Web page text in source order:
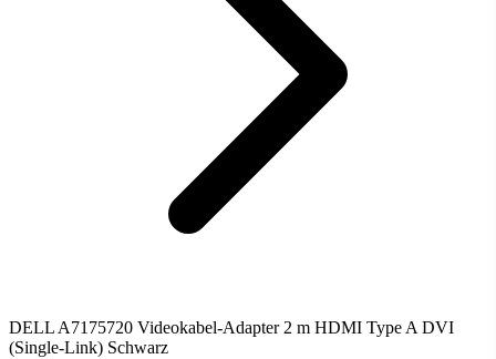
DELL A7175720 Videokabel-Adapter 2 m HDMI Type A DVI
(Single-Link) Schwarz